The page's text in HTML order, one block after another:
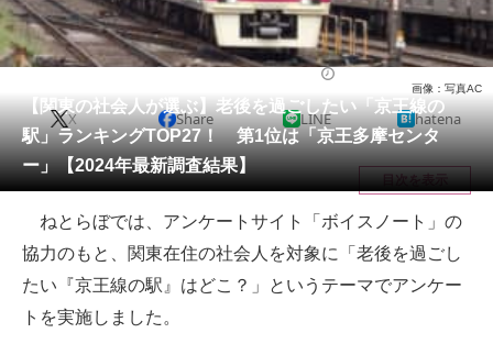
住まい 教育・育児
動物 リサーチ
会員記事
メディア
注目記事を集めた総合ページ
ITの今と未来を見通す
スマホと通信の最新トレンド
【関東の社会人が選ぶ】老後を過ごしたい「京王線の
駅」ランキングTOP27！ 第1位は「京王多摩センタ
ー」【2024年最新調査結果】
画像：写真AC
X Share LINE hatena
目次を表示
ねとらぼでは、アンケートサイト「ボイスノート」の
協力のもと、関東在住の社会人を対象に「老後を過ごし
たい『京王線の駅』はどこ？」というテーマでアンケー
トを実施しました。